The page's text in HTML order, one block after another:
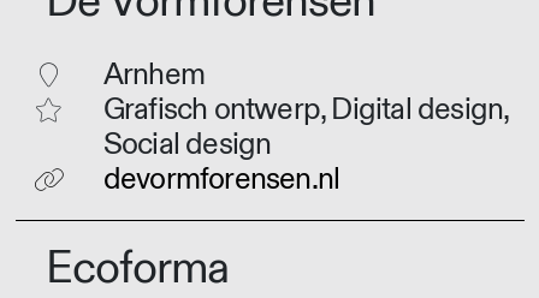
Arnhem
Grafisch ontwerp, Digital design,
Social design
devormforensen.nl
Ecoforma